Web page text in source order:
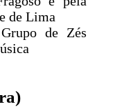
de Lima
de Zés